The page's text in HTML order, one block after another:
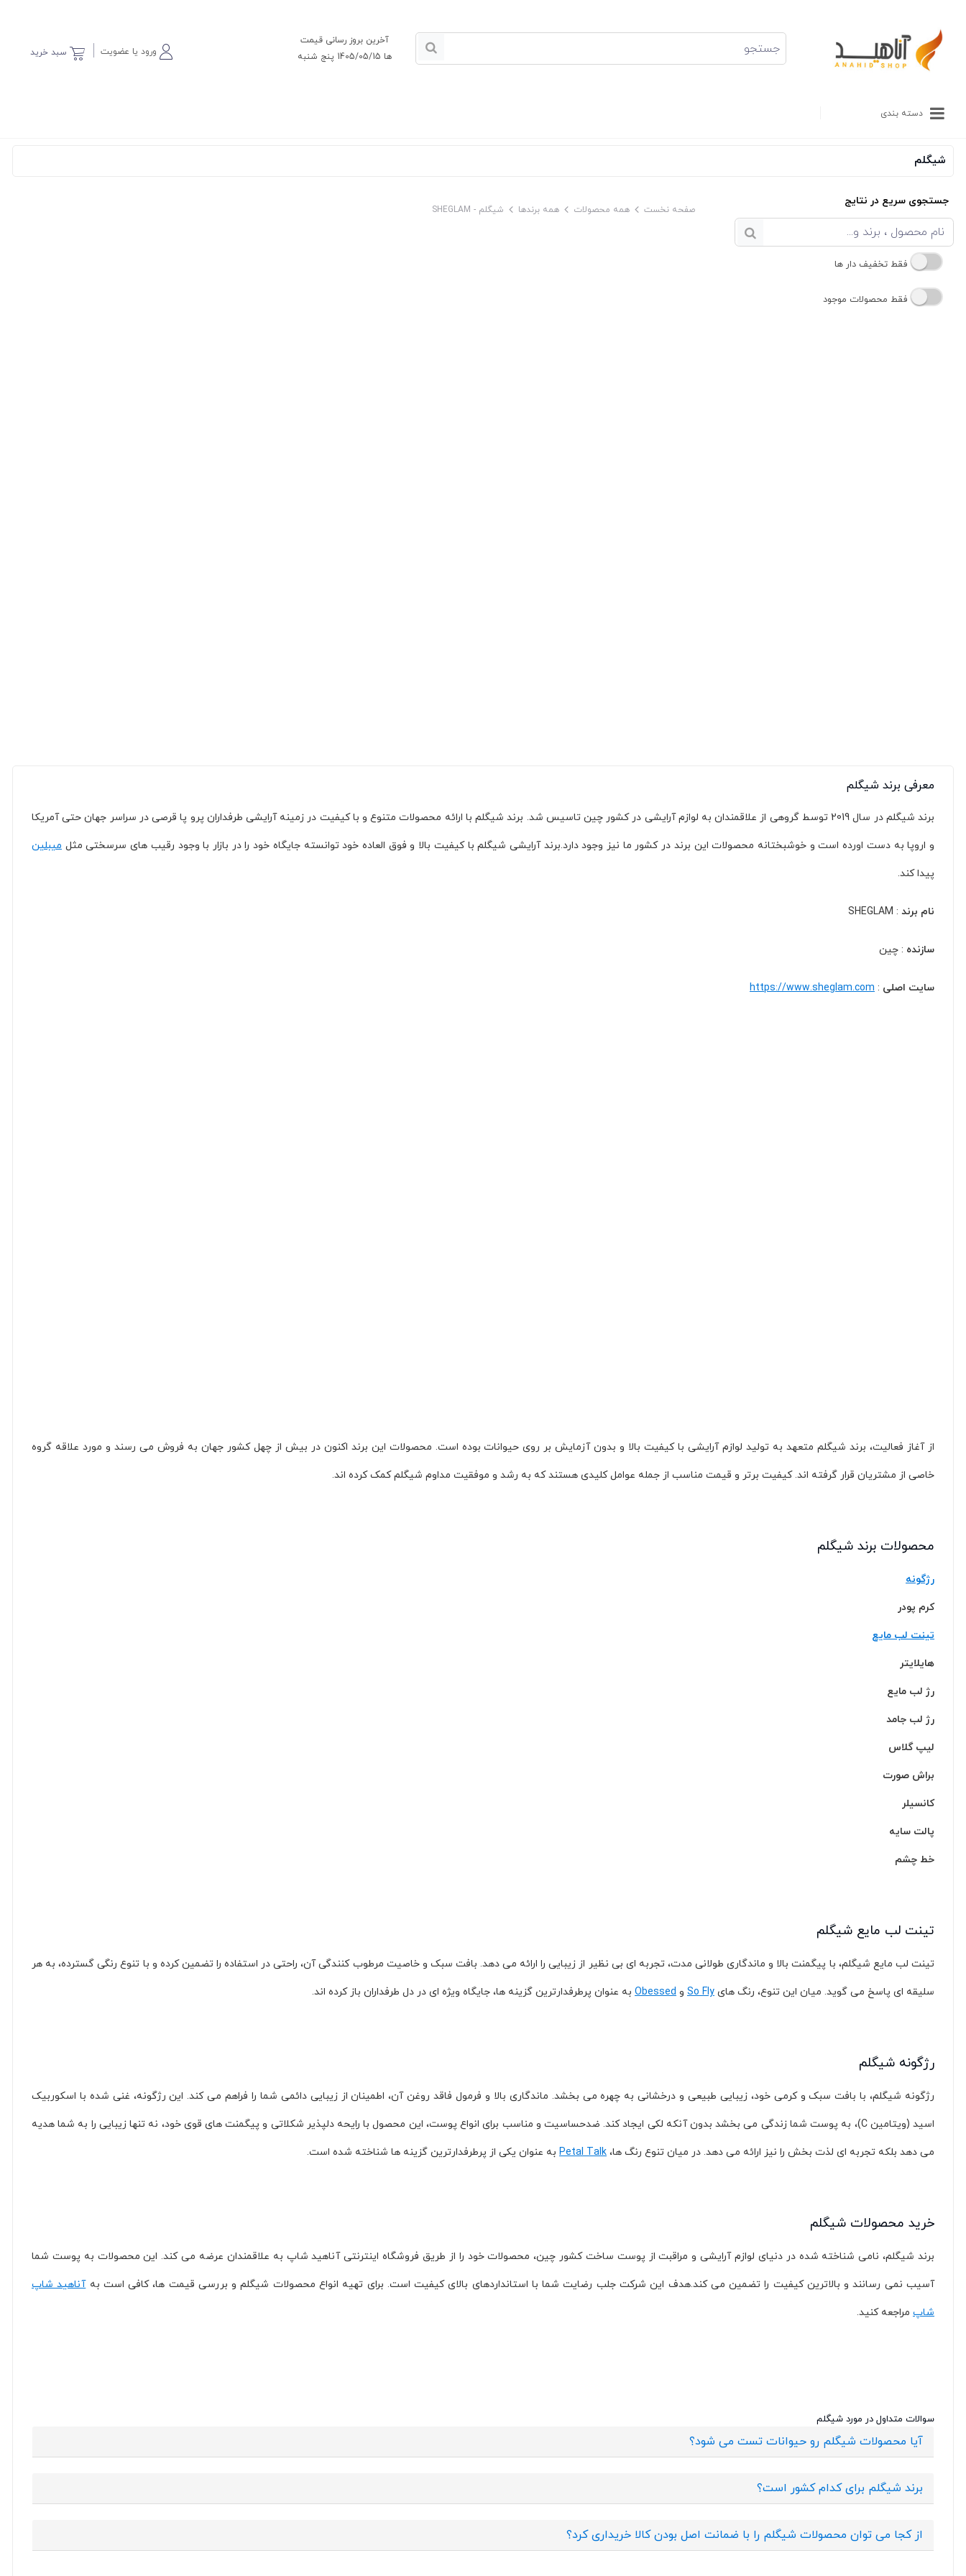
آخرین بروز رسانی قیمت
ها 1405/05/15 پنج شنبه
سبد خرید ورود یا عضویت
دسته بندی
شیگلم
جستجوی سریع در نتایج
صفحه نخست همه محصولات همه برندها شیگلم - SHEGLAM
معرفی برند شیگلم
برند شیگلم در سال 2019 توسط گروهی از علاقمندان به لوازم آرایشی در کشور چین تاسیس شد. برند شیگلم با ارائه محصولات متنوع و با کیفیت در زمینه آرایشی طرفداران پرو پا قرصی در سراسر جهان حتی آمریکا
و اروپا به دست اورده است و خوشبختانه محصولات این برند در کشور ما نیز وجود دارد.برند آرایشی شیگلم با کیفیت بالا و فوق العاده خود توانسته جایگاه خود را در بازار با وجود رقیب های سرسختی مثل میبلین
پیدا کند.
نام برند : SHEGLAM
سازنده : چین
سایت اصلی :
https://www.sheglam.com
از آغاز فعالیت، برند شیگلم متعهد به تولید لوازم آرایشی با کیفیت بالا و بدون آزمایش بر روی حیوانات بوده است. محصولات این برند اکنون در بیش از چهل کشور جهان به فروش می رسند و مورد علاقه گروه
خاصی از مشتریان قرار گرفته اند. کیفیت برتر و قیمت مناسب از جمله عوامل کلیدی هستند که به رشد و موفقیت مداوم شیگلم کمک کرده اند.
محصولات برند شیگلم
رژگونه
کرم پودر
تینت لب مایع
هایلایتر
رژ لب مایع
رژ لب جامد
لیپ گلاس
براش صورت
کانسیلر
پالت سایه
خط چشم
تینت لب مایع شیگلم
تینت لب مایع شیگلم، با پیگمنت بالا و ماندگاری طولانی مدت، تجربه ای بی نظیر از زیبایی را ارائه می دهد. بافت سبک و خاصیت مرطوب کنندگی آن، راحتی در استفاده را تضمین کرده و با تنوع رنگی گسترده، به هر
سلیقه ای پاسخ می گوید. میان این تنوع، رنگ های So Fly و Obessed به عنوان پرطرفدارترین گزینه ها، جایگاه ویژه ای در دل طرفداران باز کرده اند.
رژگونه شیگلم
رژگونه شیگلم، با بافت سبک و کرمی خود، زیبایی طبیعی و درخشانی به چهره می بخشد. ماندگاری بالا و فرمول فاقد روغن آن، اطمینان از زیبایی دائمی شما را فراهم می کند. این رژگونه، غنی شده با اسکوربیک
اسید (ویتامین C)، به پوست شما زندگی می بخشد بدون آنکه لکی ایجاد کند. ضدحساسیت و مناسب برای انواع پوست، این محصول با رایحه دلپذیر شکلاتی و پیگمنت های قوی خود، نه تنها زیبایی را به شما هدیه
می دهد بلکه تجربه ای لذت بخش را نیز ارائه می دهد. در میان تنوع رنگ ها، Petal Talk به عنوان یکی از پرطرفدارترین گزینه ها شناخته شده است.
خرید محصولات شیگلم
برند شیگلم، نامی شناخته شده در دنیای لوازم آرایشی و مراقبت از پوست ساخت کشور چین، محصولات خود را از طریق فروشگاه اینترنتی آناهید شاپ به علاقمندان عرضه می کند. این محصولات به پوست شما
آسیب نمی رسانند و بالاترین کیفیت را تضمین می کند.هدف این شرکت جلب رضایت شما با استانداردهای بالای کیفیت است. برای تهیه انواع محصولات شیگلم و بررسی قیمت ها، کافی است بهآناهید شاپ
شاپ مراجعه کنید.
سوالات متداول در مورد شیگلم
آیا محصولات شیگلم رو حیوانات تست می شود؟
برند شیگلم برای کدام کشور است؟
از کجا می توان محصولات شیگلم را با ضمانت اصل بودن کالا خریداری کرد؟